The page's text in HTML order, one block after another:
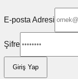
E-posta Adresi
Şifre
Giriş Yap